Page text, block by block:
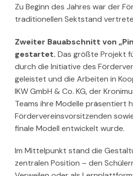
Zu Beginn des Jahres war der
traditionellen Sektstand
Zweiter Bauabschnitt von
gestartet. Das größte Projekt
durch die Initiative des
geleistet und die Arbeiten in
IKW GmbH & Co. KG, der
Teams ihre Modelle präsentiert
Fördervereinsvorsitzenden
finale Modell entwickelt wurde.
Im Mittelpunkt stand die
zentralen Position – den